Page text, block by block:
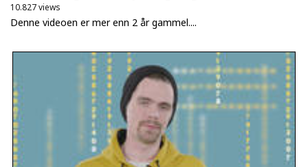
10.827 views
Denne videoen er mer enn 2 år gammel....